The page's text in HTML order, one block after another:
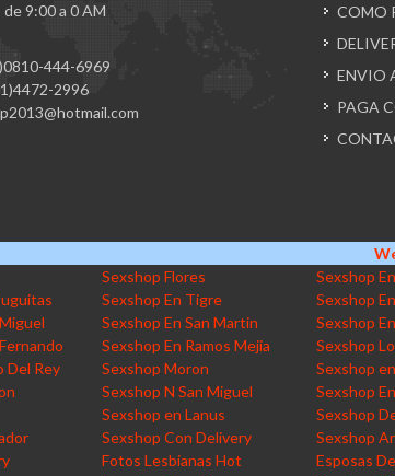
9:00 a 0 AM
444-6969
2996
COMO
ENVIO
PAGA
Sexshop Flores Sexshop
Sexshop En Tigre Sexshop
Sexshop En San Martin Sexshop
Sexshop En Ramos Mejia Sexshop
Del Rey
Sexshop Moron Sexshop
Sexshop N San Miguel Sexshop
Sexshop en Lanus Sexshop
Sexshop Con Delivery Sexshop
Fotos Lesbianas Hot Esposas